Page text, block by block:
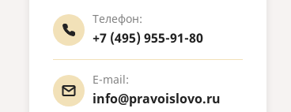
Телефон:
+7 (495) 955-91-80
E-mail:
info@pravoislovo.ru